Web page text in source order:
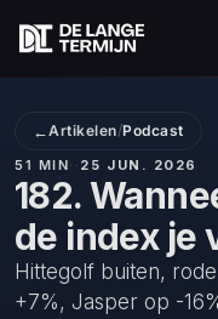
←Artikelen/Podcast
51 MIN· · 25 JUN. 2026
182.
de index je
Hittegolf buiten,
+7%, Jasper op -